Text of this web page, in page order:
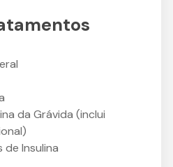
da Grávida (inclui
de Insulina